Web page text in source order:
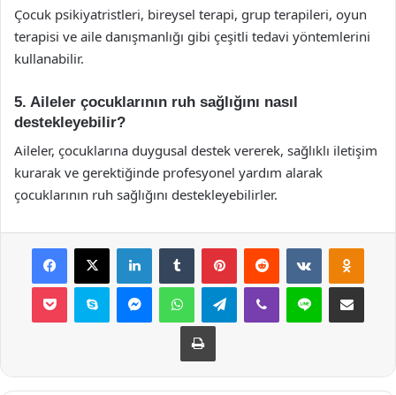
Çocuk psikiyatristleri, bireysel terapi, grup terapileri, oyun
terapisi ve aile danışmanlığı gibi çeşitli tedavi yöntemlerini
kullanabilir.
5. Aileler çocuklarının ruh sağlığını nasıl
destekleyebilir?
Aileler, çocuklarına duygusal destek vererek, sağlıklı iletişim
kurarak ve gerektiğinde profesyonel yardım alarak
çocuklarının ruh sağlığını destekleyebilirler.
Facebook
X LinkedInTumblr PinterestReddit VKontakte
Pocket Skype MessengerWhatsAppTelegramViber Line E-Posta ile
Yazdır